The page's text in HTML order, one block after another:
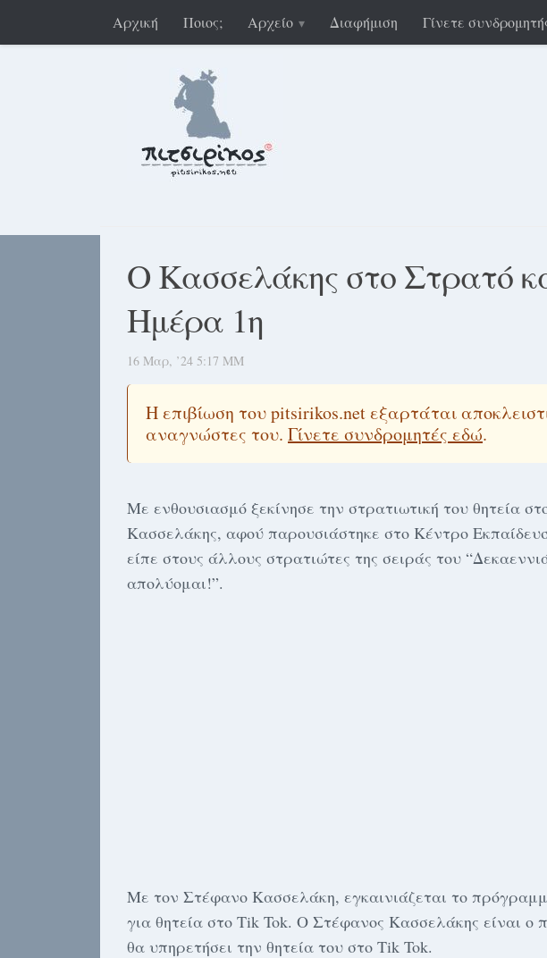
Αρχική Ποιος; Αρχείο Διαφήμιση Γίνετε
Ο Κασσελάκης στο Στρατό
Ημέρα 1η
16 Μαρ, ’24 5:17 ΜΜ
Η επιβίωση του pitsirikos.net εξαρτάται
αναγνώστες του. Γίνετε συνδρομητές εδώ.
Με ενθουσιασμό ξεκίνησε την στρατιωτική του θητεία
Κασσελάκης, αφού παρουσιάστηκε στο Κέντρο
είπε στους άλλους στρατιώτες της σειράς του
απολύομαι!”.
Με τον Στέφανο Κασσελάκη, εγκαινιάζεται το
για θητεία στο Tik Tok. Ο Στέφανος Κασσελάκης είναι ο
θα υπηρετήσει την θητεία του στο Tik Tok.